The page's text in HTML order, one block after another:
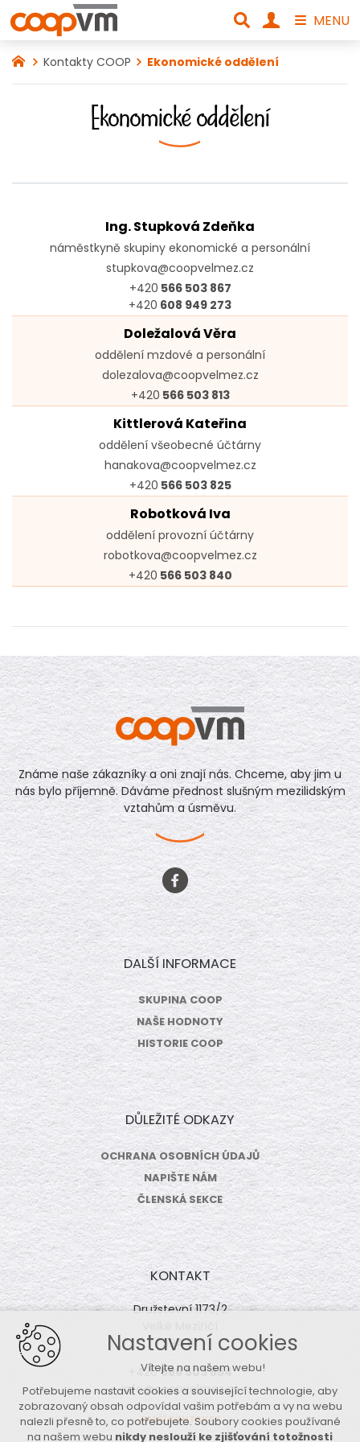
Kontakty COOP Ekonomické oddělení
Ekonomické oddělení
Ing. Stupková Zdeňka
náměstkyně skupiny ekonomické a personální
stupkova@coopvelmez.cz
+420 566 503 867
+420 608 949 273
Doležalová Věra
oddělení mzdové a personální
dolezalova@coopvelmez.cz
+420 566 503 813
Kittlerová Kateřina
oddělení všeobecné účtárny
hanakova@coopvelmez.cz
+420 566 503 825
Robotková Iva
oddělení provozní účtárny
robotkova@coopvelmez.cz
+420 566 503 840
Známe naše zákazníky a oni znají nás. Chceme, aby jim u
nás bylo příjemně. Dáváme přednost slušným mezilidským
vztahům a úsměvu.
DALŠÍ INFORMACE
SKUPINA COOP
NAŠE HODNOTY
HISTORIE COOP
DŮLEŽITÉ ODKAZY
OCHRANA OSOBNÍCH ÚDAJŮ
NAPIŠTE NÁM
ČLENSKÁ SEKCE
KONTAKT
Družstevní 1173/2
594 01
+420566 503 854
info@coopvelmez.cz
DALŠÍ KONTAKTY
MENU
Nastavení cookies
Vítejte na našem webu!
Potřebujeme nastavit cookies a související technologie, aby
zobrazovaný obsah odpovídal vašim potřebám a vy na webu
nalezli přesně to, co potřebujete. Soubory cookies používané
na našem webu nikdy neslouží ke zjišťování totožnosti